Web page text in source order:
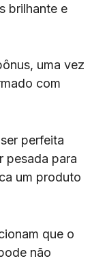
brilhante e
uma vez
com
perfeita
pesada para
um produto
que o
não